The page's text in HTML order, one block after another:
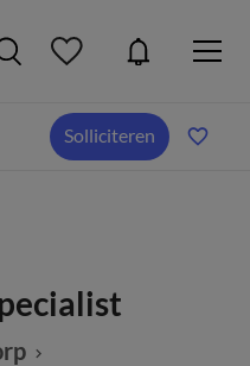
Solliciteren